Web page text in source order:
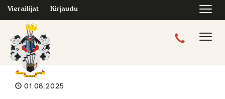
Vierailijat Kirjaudu
01.08.2025